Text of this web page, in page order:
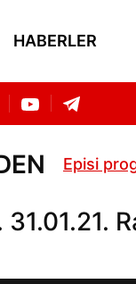
HABERLER
Episi